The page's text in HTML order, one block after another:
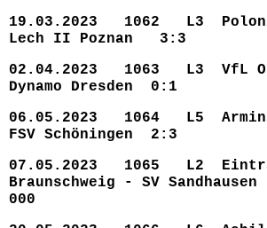
19.03.2023 1062 L3
Lech II Poznan 3:3
02.04.2023 1063 L3 VfL
Dynamo Dresden
06.05.2023 1064 L5
FSV Schöningen
07.05.2023 1065 L2
Braunschweig - SV
000